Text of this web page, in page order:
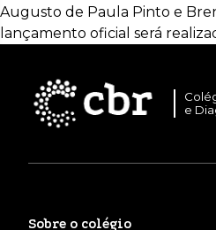
Augusto de Paula Pinto e
lançamento oficial será
e
Sobre o colégio